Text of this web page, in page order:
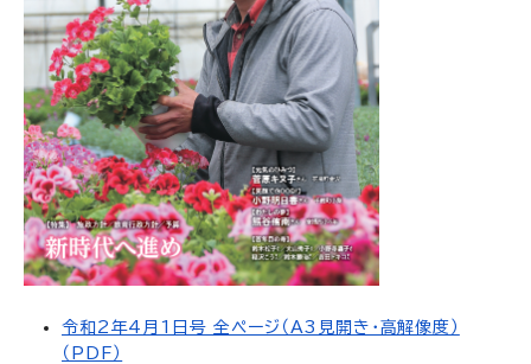
令和2年4月1日号 全ページ（A3見開き・高解像度）
（PDF）